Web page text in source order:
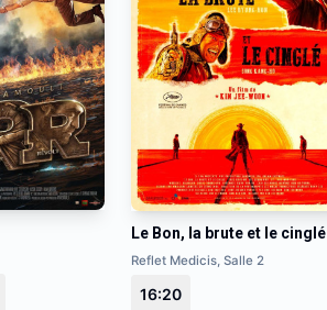
Le Bon, la brute et le cinglé
Reflet Medicis, Salle 2
16:20